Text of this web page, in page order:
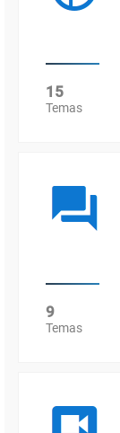
15
Temas
9
Temas